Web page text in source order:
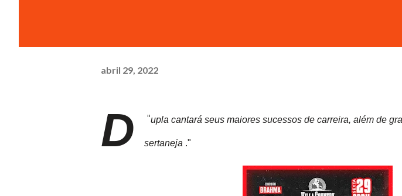
abril 29, 2022
"
D upla cantará seus maiores sucessos de carreira, além de
sertaneja ."